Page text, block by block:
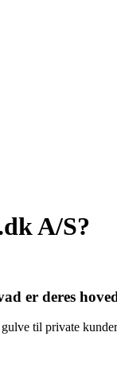
A/S?
er deres
til private